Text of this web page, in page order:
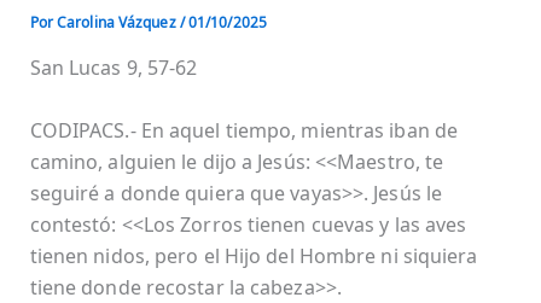
PorCarolina Vázquez/01/10/2025
San Lucas 9, 57-62
CODIPACS.- En aquel tiempo, mientras iban de
camino, alguien le dijo a Jesús: <<Maestro, te
seguiré a donde quiera que vayas>>. Jesús le
contestó: <<Los Zorros tienen cuevas y las aves
tienen nidos, pero el Hijo del Hombre ni siquiera
tiene donde recostar la cabeza>>.